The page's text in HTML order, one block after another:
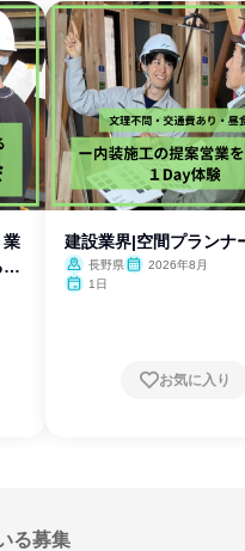
業
建設業界|空間プランナ
長野県
2026年8月
1日
お気に入り
る募集